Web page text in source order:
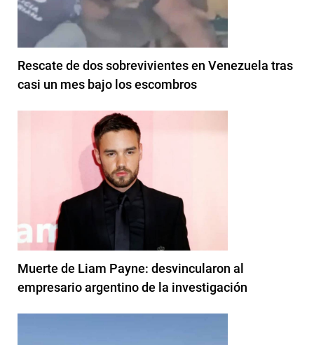
Rescate de dos sobrevivientes en Venezuela tras
casi un mes bajo los escombros
Muerte de Liam Payne: desvincularon al
empresario argentino de la investigación